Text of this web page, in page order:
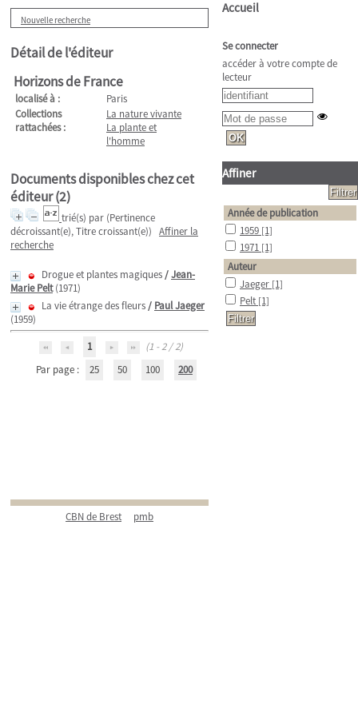
Nouvelle recherche
Détail de l'éditeur
Horizons de France
localisé à :
Paris
Collections
rattachées :
La nature vivante
La plante et
l'homme
Documents disponibles chez cet
éditeur (2)
trié(s) par (Pertinence
décroissant(e), Titre croissant(e)) Affiner la
recherche
Drogue et plantes magiques/Jean-
Marie Pelt(1971)
La vie étrange des fleurs/ Paul Jaeger
(1959)
1
(1 - 2 / 2)
Par page :
25 50 100 200
CBN de Brest pmb
Accueil
Se connecter
accéder à votre compte de
lecteur
Affiner
Année de publication
1959 [1]
1971 [1]
Auteur
Jaeger [1]
Pelt [1]